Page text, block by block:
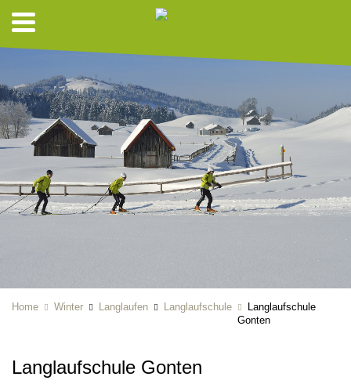
Home Winter Langlaufen Langlaufschule
Langlaufschule
Gonten
Langlaufschule Gonten